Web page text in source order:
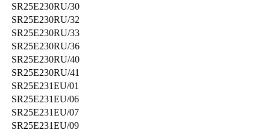
SR25E230RU/30
SR25E230RU/32
SR25E230RU/33
SR25E230RU/36
SR25E230RU/40
SR25E230RU/41
SR25E231EU/01
SR25E231EU/06
SR25E231EU/07
SR25E231EU/09